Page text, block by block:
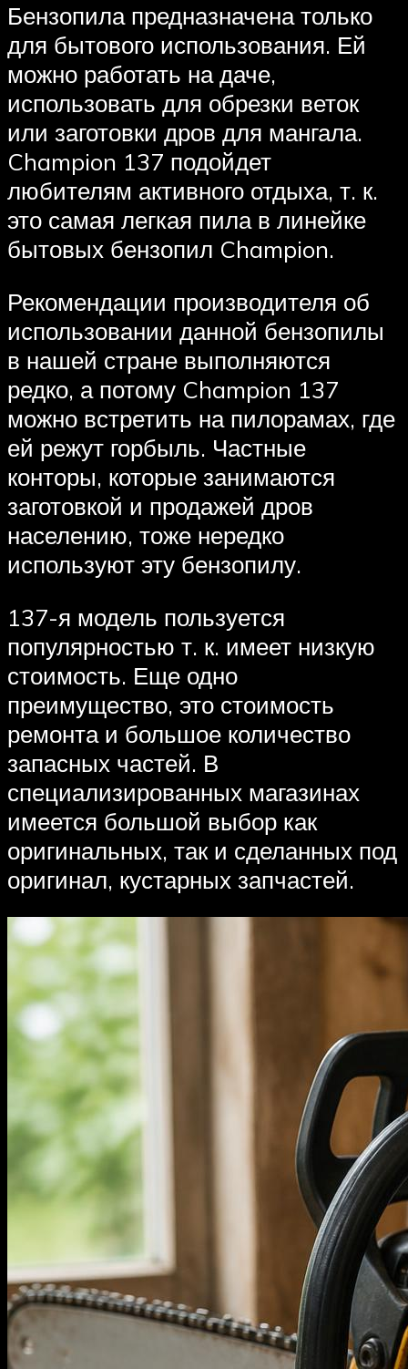
Бензопила предназначена только
для бытового использования. Ей
можно работать на даче,
использовать для обрезки веток
или заготовки дров для мангала.
Champion 137 подойдет
любителям активного отдыха, т. к.
это самая легкая пила в линейке
бытовых бензопил Champion.
Рекомендации производителя об
использовании данной бензопилы
в нашей стране выполняются
редко, а потому Champion 137
можно встретить на пилорамах, где
ей режут горбыль. Частные
конторы, которые занимаются
заготовкой и продажей дров
населению, тоже нередко
используют эту бензопилу.
137-я модель пользуется
популярностью т. к. имеет низкую
стоимость. Еще одно
преимущество, это стоимость
ремонта и большое количество
запасных частей. В
специализированных магазинах
имеется большой выбор как
оригинальных, так и сделанных под
оригинал, кустарных запчастей.